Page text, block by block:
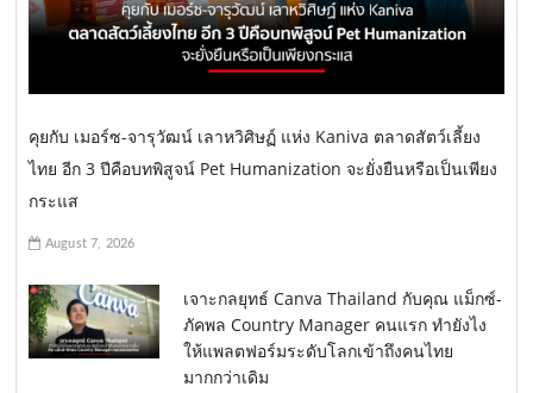
คุยกับ เมอร์ซ-จารุวัฒน์ เลาหวิศิษฏ์ แห่ง Kaniva ตลาดสัตว์เลี้ยง
ไทย อีก 3 ปีคือบทพิสูจน์ Pet Humanization จะยั่งยืนหรือเป็นเพียง
กระแส
August 7, 2026
เจาะกลยุทธ์ Canva Thailand กับคุณ แม็กซ์-
ภัคพล Country Manager คนแรก ทำยังไง
ให้แพลตฟอร์มระดับโลกเข้าถึงคนไทย
มากกว่าเดิม